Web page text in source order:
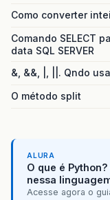
Como converter
Comando SELECT
data SQL SERVER
&, &&, |, ||. Qndo
O método split
ALURA
O que é
nessa
Acesse agora o